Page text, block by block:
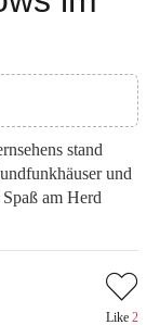
stand
und
am Herd
Like 2